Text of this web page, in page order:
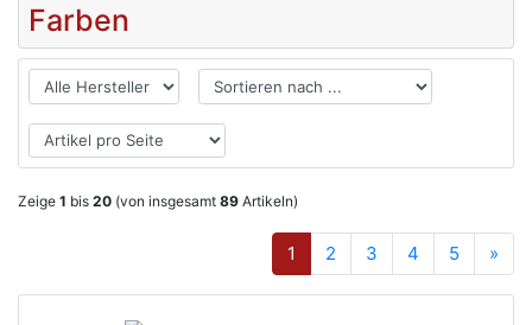
Farben
Zeige 1 bis 20 (von insgesamt 89 Artikeln)
1 2 3 4 5 »